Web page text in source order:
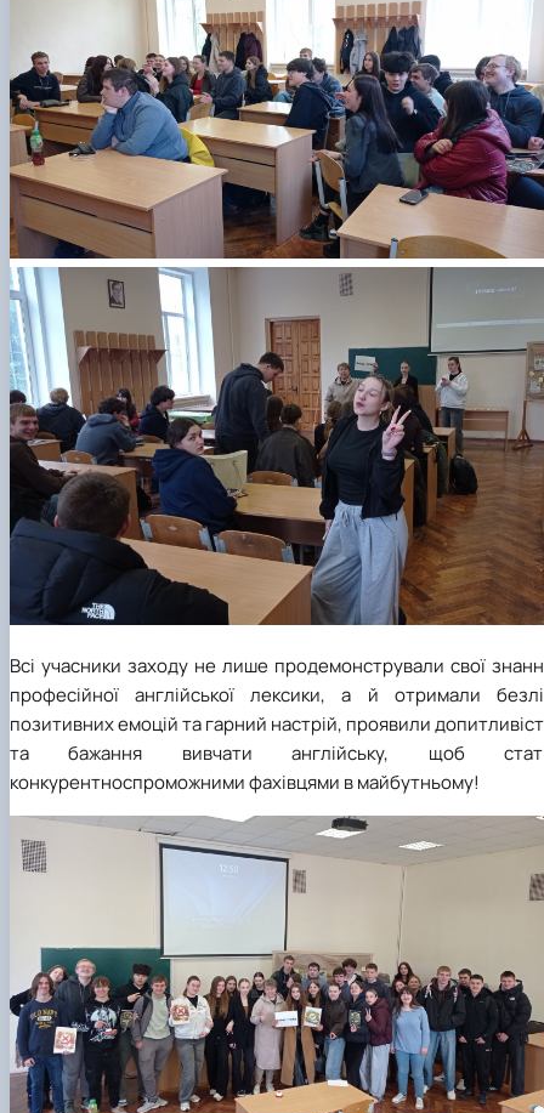
Всі учасники заходу не лише продемонстрували свої
професійної англійської лексики, а й отримали
позитивних емоцій та гарний настрій, проявили
та бажання вивчати англійську, щоб
конкурентноспроможними фахівцями в майбутньому!